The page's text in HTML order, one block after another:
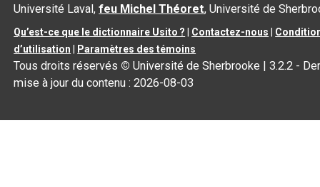
Université Laval,feu Michel Théoret, Université de
Qu’est-ce que le dictionnaire Usito ? Contactez-nous
d’utilisation
Paramètres des témoins
Tous droits réservés © Université de Sherbrooke |3.2.2 -
mise à jour du contenu :2026-08-03